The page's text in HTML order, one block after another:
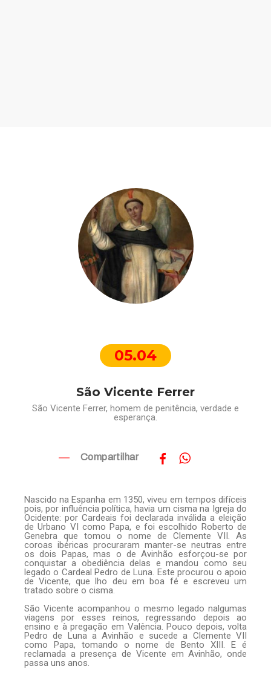
05.04
São Vicente Ferrer
São Vicente Ferrer, homem de penitência, verdade e
esperança.
Compartilhar
Nascido na Espanha em 1350, viveu em tempos difíceis
pois, por influência política, havia um cisma na Igreja do
Ocidente: por Cardeais foi declarada inválida a eleição
de Urbano VI como Papa, e foi escolhido Roberto de
Genebra que tomou o nome de Clemente VII. As
coroas ibéricas procuraram manter-se neutras entre
os dois Papas, mas o de Avinhão esforçou-se por
conquistar a obediência delas e mandou como seu
legado o Cardeal Pedro de Luna. Este procurou o apoio
de Vicente, que lho deu em boa fé e escreveu um
tratado sobre o cisma.
São Vicente acompanhou o mesmo legado nalgumas
viagens por esses reinos, regressando depois ao
ensino e à pregação em Valência. Pouco depois, volta
Pedro de Luna a Avinhão e sucede a Clemente VII
como Papa, tomando o nome de Bento XIII. E é
reclamada a presença de Vicente em Avinhão, onde
passa uns anos.